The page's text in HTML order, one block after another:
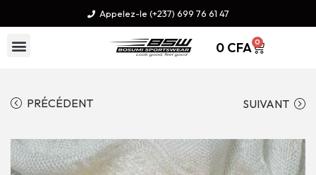
Appelez-le (+237) 699 76 61 47
0 CFA 0
PRÉCÉDENT SUIVANT